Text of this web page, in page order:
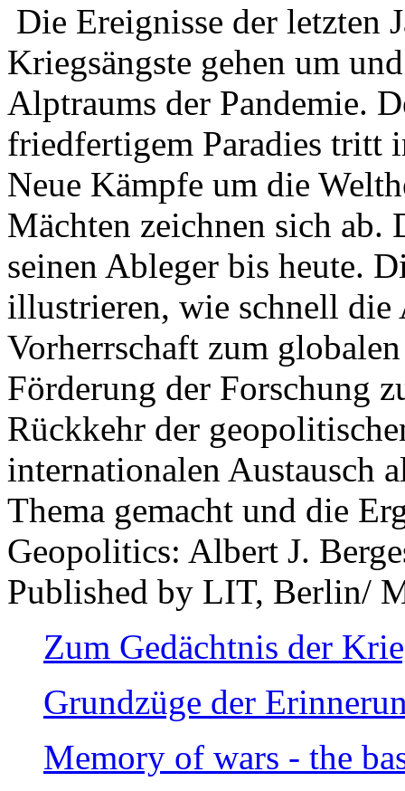
Die Ereignisse der letzten
Kriegsängste gehen um
Alptraums der Pandemie.
friedfertigem Paradies tritt
Neue Kämpfe um die
Mächten zeichnen sich
seinen Ableger bis heute.
illustrieren, wie schnell die
Vorherrschaft zum
Förderung der Forschung
Rückkehr der
internationalen Austausch
Thema gemacht und die
Geopolitics: Albert J.
Published by LIT, Berlin/
Zum Gedächtnis der
Grundzüge der
Memory of wars - the